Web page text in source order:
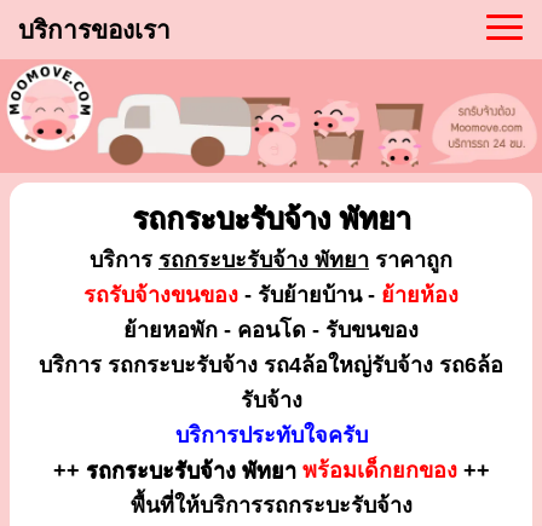
บริการของเรา
รถกระบะรับจ้าง พัทยา
บริการ รถกระบะรับจ้าง พัทยา ราคาถูก
รถรับจ้างขนของ - รับย้ายบ้าน - ย้ายห้อง
ย้ายหอพัก - คอนโด - รับขนของ
บริการ รถกระบะรับจ้าง รถ4ล้อใหญ่รับจ้าง รถ6ล้อ
รับจ้าง
บริการประทับใจครับ
++ รถกระบะรับจ้าง พัทยา พร้อมเด็กยกของ++
พื้นที่ให้บริการรถกระบะรับจ้าง